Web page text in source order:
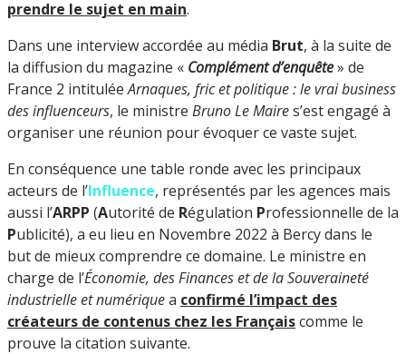
prendre le sujet en main.
Dans une interview accordée au média Brut, à la suite de
la diffusion du magazine « Complément d’enquête» de
France 2 intituléeArnaques, fric et politique : le vrai business
des influenceurs, le ministre Bruno Le Maires’est engagé à
organiser une réunion pour évoquer ce vaste sujet.
En conséquence une table ronde avec les principaux
acteurs de l’Influence, représentés par les agences mais
aussi l’ARPP (Autorité de Régulation Professionnelle de la
Publicité), a eu lieu en Novembre 2022 à Bercy dans le
but de mieux comprendre ce domaine. Le ministre en
charge de l’Économie, des Finances et de la Souveraineté
industrielle et numériquea confirmé l’impact des
créateurs de contenus chez les Françaiscomme le
prouve la citation suivante.